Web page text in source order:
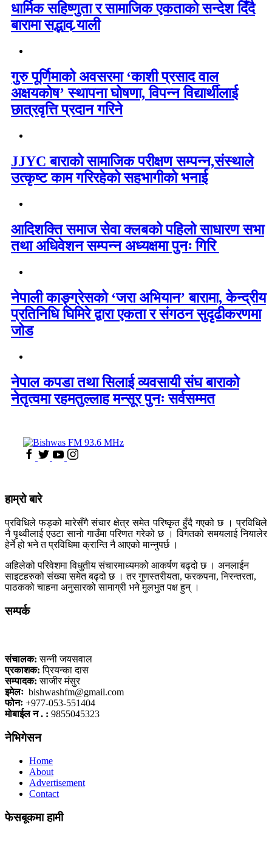
धार्मिक सहिष्णुता र सामाजिक एकताको सन्देश दिँदै
बारामा सद्भाव र्‍याली
गुरु पूर्णिमाको अवसरमा ‘काशी प्रसाद वाल
अक्षयकोष’ स्थापना घोषणा, विपन्न विद्यार्थीलाई
छात्रवृत्ति प्रदान गरिने
JJYC बाराको सामाजिक परीक्षण सम्पन्न,संस्थाले
उत्कृष्ट काम गरिरहेको सहभागीको भनाई
आदिशक्ति समाज सेवा क्लबको पहिलो साधारण सभा
तथा अधिवेशन सम्पन्न अध्यक्षमा पुनः गिरि
नेपाली काङ्ग्रेसको ‘जरा अभियान’ बारामा, केन्द्रीय
प्रतिनिधि घिमिरे द्वारा एकता र संगठन सुदृढीकरणमा
जोड
नेपाल कपडा तथा सिलाई व्यवसायी संघ बाराको
नेतृत्वमा रहमतुल्लाह मन्सूर पुनः सर्वसम्मत
हाम्रो बारे
प्रविधिले फड्को मारेसँगै संचार क्षेत्र समेत परिष्कृत हुँदै गएको छ । प्रविधिले
नै पृथ्वीलाई एउटा सानो गाउँमा परिणत गरेको छ । विगतको समयलाई नियालेर
हेर्ने हो भने त प्रविधिमा क्रान्ति नै आएको मान्नुपर्छ ।
अहिलेको परिवेशमा विधुतीय संचारमाध्यमको आकर्षण बढ्दो छ । अनलाईन
साइटहरुको संख्या समेत बढ्दो छ । तर गुणस्तरीयता, फरकपना, निरन्तरता,
पाठकको चाहना अनुसारको सामाग्री भने मुलभुत पक्ष हुन् ।
सम्पर्क
संचालक: सन्नी जयसवाल
प्रकाशक: प्रियन्का दास
सम्पादक: साजीर मंसुर
इमेलः bishwashfm@gmail.com
फोनः +977-053-551404
मोबाईल न . : 9855045323
नेभिगेसन
Home
About
Advertisement
Contact
फेसबूकमा हामी